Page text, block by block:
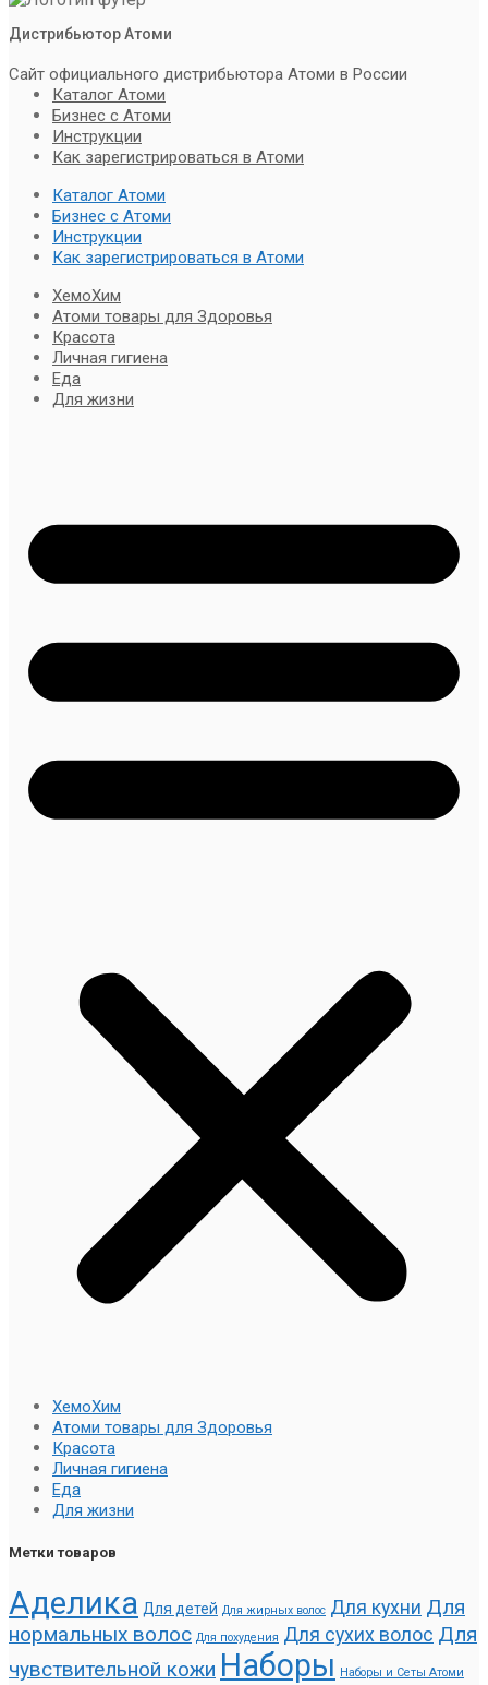
Дистрибьютор Атоми
Сайт официального дистрибьютора Атоми в России
Каталог Атоми
Бизнес с Атоми
Инструкции
Как зарегистрироваться в Атоми
Каталог Атоми
Бизнес с Атоми
Инструкции
Как зарегистрироваться в Атоми
ХемоХим
Атоми товары для Здоровья
Красота
Личная гигиена
Еда
Для жизни
ХемоХим
Атоми товары для Здоровья
Красота
Личная гигиена
Еда
Для жизни
Метки товаров
Аделика Для детей Для жирных волос Для кухни Для
нормальных волос Для похудения Для сухих волос Для
чувствительной кожи Наборы Наборы и Сеты Атоми